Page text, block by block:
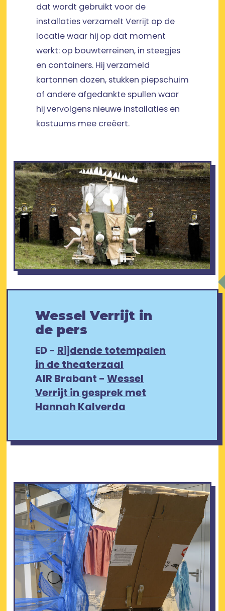
dat wordt gebruikt voor de
installaties verzamelt Verrijt op de
locatie waar hij op dat moment
werkt: op bouwterreinen, in steegjes
en containers. Hij verzameld
kartonnen dozen, stukken piepschuim
of andere afgedankte spullen waar
hij vervolgens nieuwe installaties en
kostuums mee creëert.
Wessel Verrijt in
de pers
ED - Rijdende totempalen
in de theaterzaal
AIR Brabant -Wessel
Verrijt in gesprek met
Hannah Kalverda